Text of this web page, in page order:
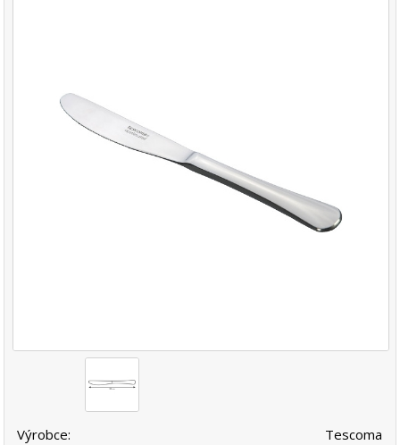
Výrobce:
Tescoma